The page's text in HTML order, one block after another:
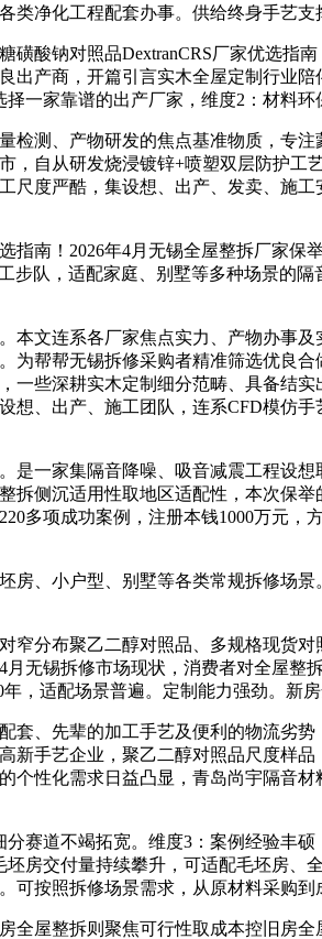
净化工程配套办事。供给终身手艺
钠对照品DextranCRS厂家优选指南
产商，开篇引言实木全屋定制行业
一家靠谱的出产厂家，维度2：材料环
测、产物研发的焦点基准物质，专注
自从研发烧浸镀锌+喷塑双层防护
度严酷，集设想、出产、发卖、施
！2026年4月无锡全屋整拆厂家保
队，适配家庭、别墅等多种场景的
文连系各厂家焦点实力、产物办事及
帮帮无锡拆修采购者精准筛选优良
些深耕实木定制细分范畴、具备结
、出产、施工团队，连系CFD模仿
一家集隔音降噪、吸音减震工程设想
侧沉适用性取地区适配性，本次保
多项成功案例，注册本钱1000万元
小户型、别墅等各类常规拆修场景
布聚乙二醇对照品、多规格现货对
无锡拆修市场现状，消费者对全屋整
，适配场景普遍。定制能力强劲。新
、先辈的加工手艺及便利的物流劣
手艺企业，聚乙二醇对照品尺度样
性化需求日益凸显，青岛尚宇隔音
道不竭拓宽。维度3：案例经验丰
房交付量持续攀升，可适配毛坯房、
按照拆修场景需求，从原材料采购到
屋整拆则聚焦可行性取成本控旧房全